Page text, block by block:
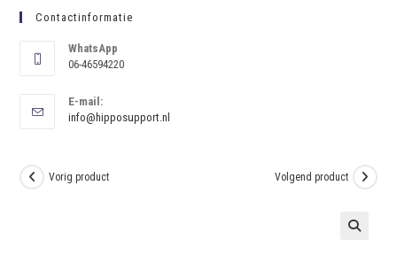
Vorig product Volgend product
Contactinformatie
WhatsApp
06-46594220
E-mail:
info@hipposupport.nl